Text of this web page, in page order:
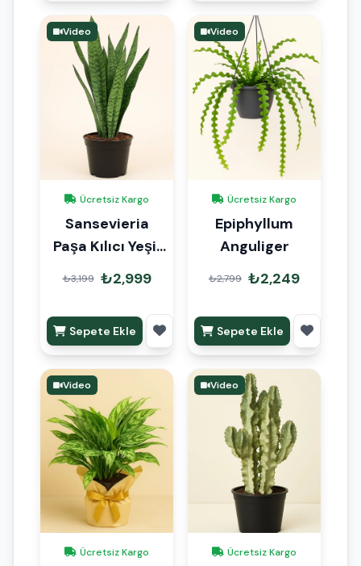
Video
Ücretsiz Kargo
Sansevieria
Paşa Kılıcı Yeşil
80cm
₺3,199 ₺2,999
Sepete Ekle
Video
Ücretsiz Kargo
Epiphyllum
Anguliger
₺2,799 ₺2,249
Sepete Ekle
Video
Ücretsiz Kargo
Video
Ücretsiz Kargo